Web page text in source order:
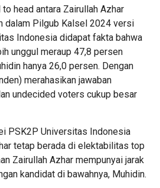
head antara Zairullah Azhar
dalam Pilgub Kalsel 2024 versi
Indonesia didapat fakta bahwa
unggul meraup 47,8 persen
hanya 26,0 persen. Dengan
merahasikan jawaban
undecided voters cukup besar
PSK2P Universitas Indonesia
tetap berada di elektabilitas top
Zairullah Azhar mempunyai jarak
kandidat di bawahnya, Muhidin.